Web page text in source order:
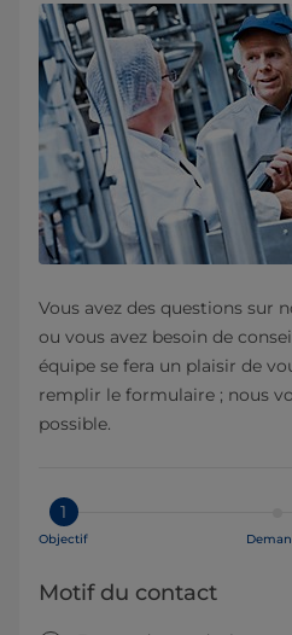
Vous avez des questions sur
ou vous avez besoin de
équipe se fera un plaisir de
remplir le formulaire ; nous
possible.
1
Objectif
Motif du contact